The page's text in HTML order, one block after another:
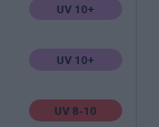
UV 10+
UV 10+
UV 8-10